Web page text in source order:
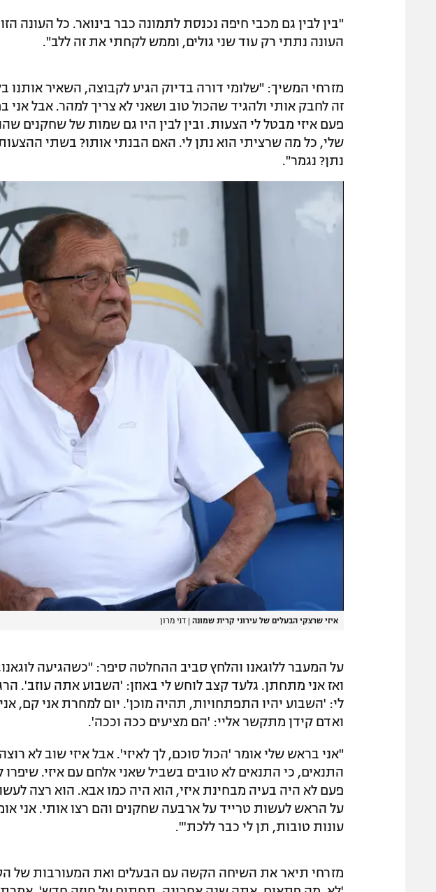
"בין לבין גם מכבי חיפה נכנסת לתמונה כבר בינואר. כל העונה
העונה נתתי רק עוד שני גולים, וממש לקחתי את זה ללב".
מזרחי המשיך: "שלומי דורה בדיוק הגיע לקבוצה, השאיר אותנו
זה לחבק אותי ולהגיד שהכול טוב ושאני לא צריך למהר. אבל
פעם איזי מבטל לי הצעות. ובין לבין היו גם שמות של שחקנים
שלי, כל מה שרציתי הוא נתן לי. האם הבנתי אותו? בשתי
נתן? נגמר".
איזי שרצקי הבעלים של עירוני קרית שמונה דני מרון
על המעבר ללוגאנו והלחץ סביב ההחלטה סיפר: "כשהגיעה
ואז אני מתחתן. גלעד קצב לוחש לי באוזן: 'השבוע אתה עוזב'.
לי: 'השבוע יהיו התפתחויות, תהיה מוכן'. יום למחרת אני קם,
ואדם קידן מתקשר אליי: 'הם מציעים ככה וככה'.
"אני בראש שלי אומר 'הכול סוכם, לך לאיזי'. אבל איזי שוב לא
התנאים, כי התנאים לא טובים בשביל שאני אלחם עם איזי.
פעם לא היה בעיה מבחינת איזי, הוא היה כמו אבא. הוא רצה
על הראש לעשות טרייד על ארבעה שחקנים והם רצו אותי. אני
עונות טובות, תן לי כבר ללכת'".
מזרחי תיאר את השיחה הקשה עם הבעלים ואת המעורבות של